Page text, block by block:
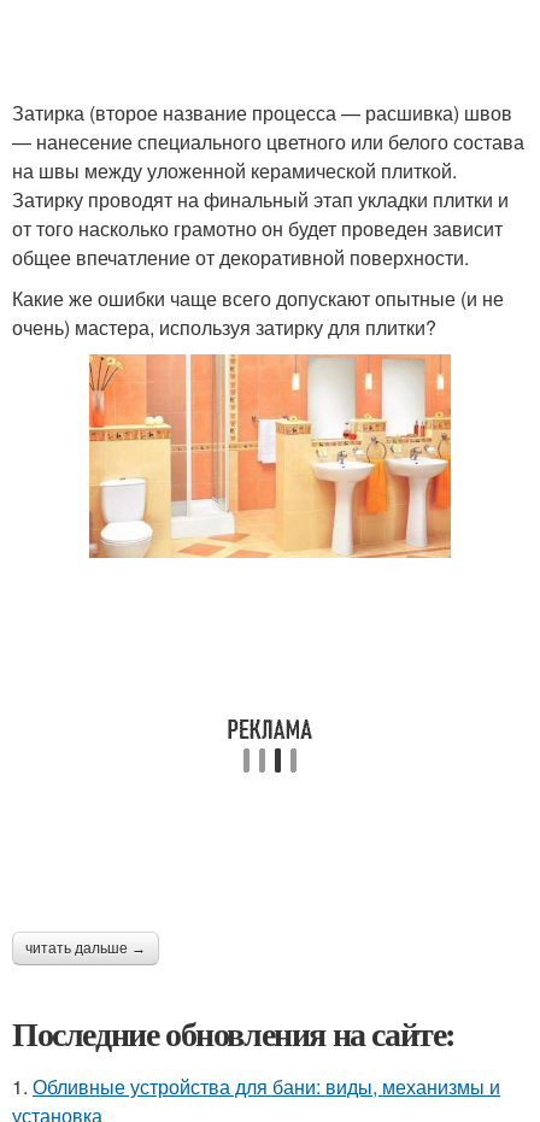
Затирка (второе название процесса — расшивка) швов
— нанесение специального цветного или белого состава
на швы между уложенной керамической плиткой.
Затирку проводят на финальный этап укладки плитки и
от того насколько грамотно он будет проведен зависит
общее впечатление от декоративной поверхности.
Какие же ошибки чаще всего допускают опытные (и не
очень) мастера, используя затирку для плитки?
читать дальше →
Последние обновления на сайте:
1. Обливные устройства для бани: виды, механизмы и
установка